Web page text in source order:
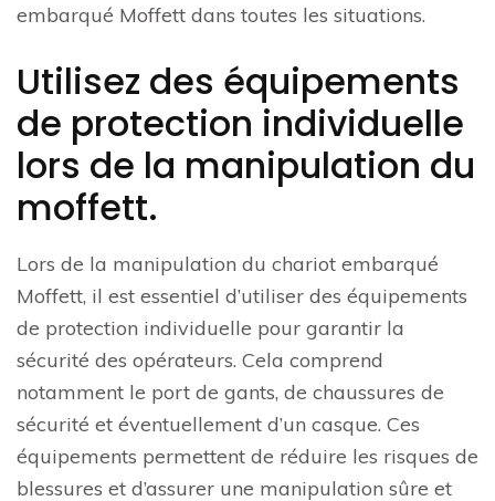
embarqué Moffett dans toutes les situations.
Utilisez des équipements
de protection individuelle
lors de la manipulation du
moffett.
Lors de la manipulation du chariot embarqué
Moffett, il est essentiel d’utiliser des équipements
de protection individuelle pour garantir la
sécurité des opérateurs. Cela comprend
notamment le port de gants, de chaussures de
sécurité et éventuellement d’un casque. Ces
équipements permettent de réduire les risques de
blessures et d’assurer une manipulation sûre et